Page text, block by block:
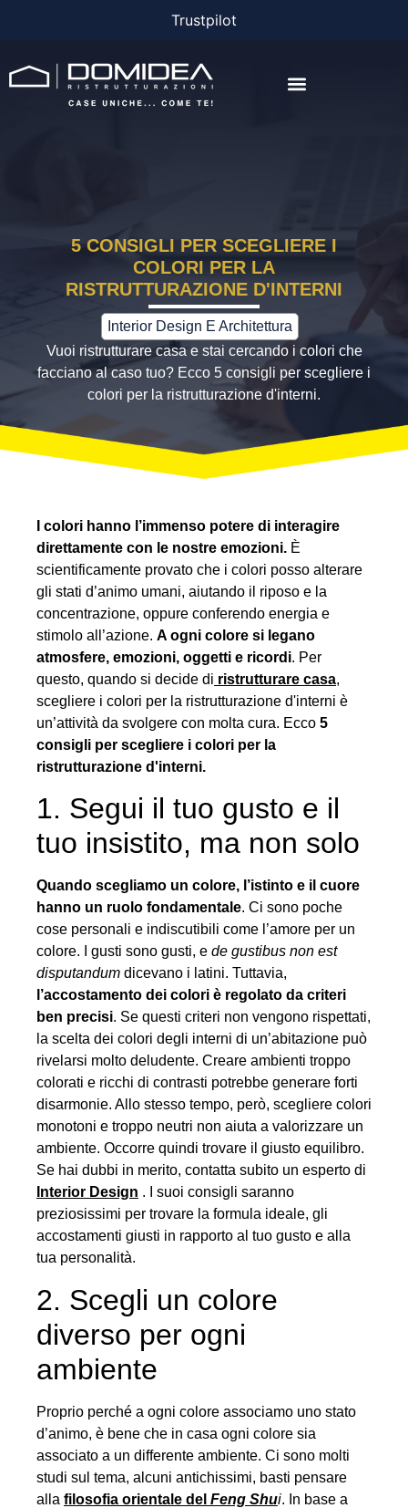
Trustpilot
5 CONSIGLI PER SCEGLIERE I
COLORI PER LA
RISTRUTTURAZIONE D'INTERNI
Interior Design E Architettura
Vuoi ristrutturare casa e stai cercando i colori che
facciano al caso tuo? Ecco 5 consigli per scegliere i
colori per la ristrutturazione d'interni.
I colori hanno l’immenso potere di interagire
direttamente con le nostre emozioni. È
scientificamente provato che i colori posso alterare
gli stati d’animo umani, aiutando il riposo e la
concentrazione, oppure conferendo energia e
stimolo all’azione. A ogni colore si legano
atmosfere, emozioni, oggetti e ricordi. Per
questo, quando si decide di ristrutturare casa,
scegliere i colori per la ristrutturazione d'interni è
un’attività da svolgere con molta cura. Ecco 5
consigli per scegliere i colori per la
ristrutturazione d'interni.
1. Segui il tuo gusto e il
tuo insistito, ma non solo
Quando scegliamo un colore, l’istinto e il cuore
hanno un ruolo fondamentale. Ci sono poche
cose personali e indiscutibili come l’amore per un
colore. I gusti sono gusti, e de gustibus non est
disputandum dicevano i latini. Tuttavia,
l’accostamento dei colori è regolato da criteri
ben precisi. Se questi criteri non vengono rispettati,
la scelta dei colori degli interni di un’abitazione può
rivelarsi molto deludente. Creare ambienti troppo
colorati e ricchi di contrasti potrebbe generare forti
disarmonie. Allo stesso tempo, però, scegliere colori
monotoni e troppo neutri non aiuta a valorizzare un
ambiente. Occorre quindi trovare il giusto equilibro.
Se hai dubbi in merito, contatta subito un esperto di
Interior Design . I suoi consigli saranno
preziosissimi per trovare la formula ideale, gli
accostamenti giusti in rapporto al tuo gusto e alla
tua personalità.
2. Scegli un colore
diverso per ogni
ambiente
Proprio perché a ogni colore associamo uno stato
d’animo, è bene che in casa ogni colore sia
associato a un differente ambiente. Ci sono molti
studi sul tema, alcuni antichissimi, basti pensare
alla filosofia orientale del Feng Shui. In base a